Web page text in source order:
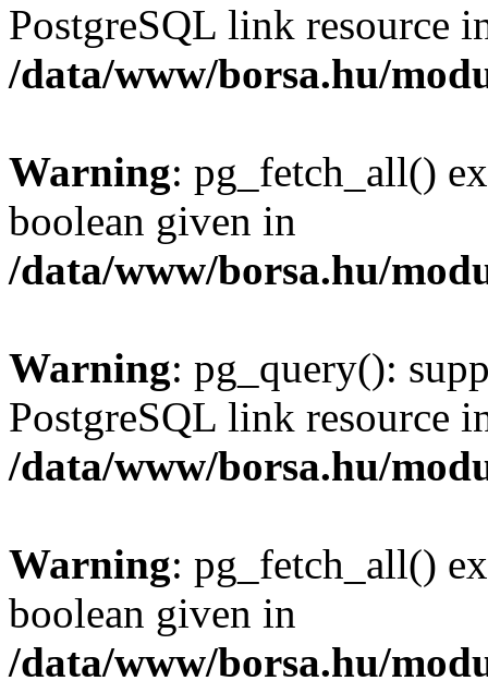
PostgreSQL link resource
/data/www/borsa.hu/
Warning: pg_fetch_all()
boolean given in
/data/www/borsa.hu/
Warning: pg_query():
PostgreSQL link resource
/data/www/borsa.hu/
Warning: pg_fetch_all()
boolean given in
/data/www/borsa.hu/